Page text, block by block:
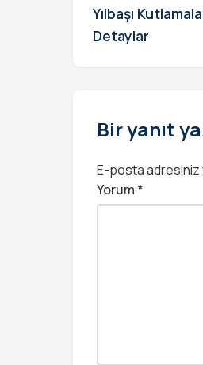
Yılbaşı
Detaylar
Bir yanıt
E-posta adresiniz
Yorum *